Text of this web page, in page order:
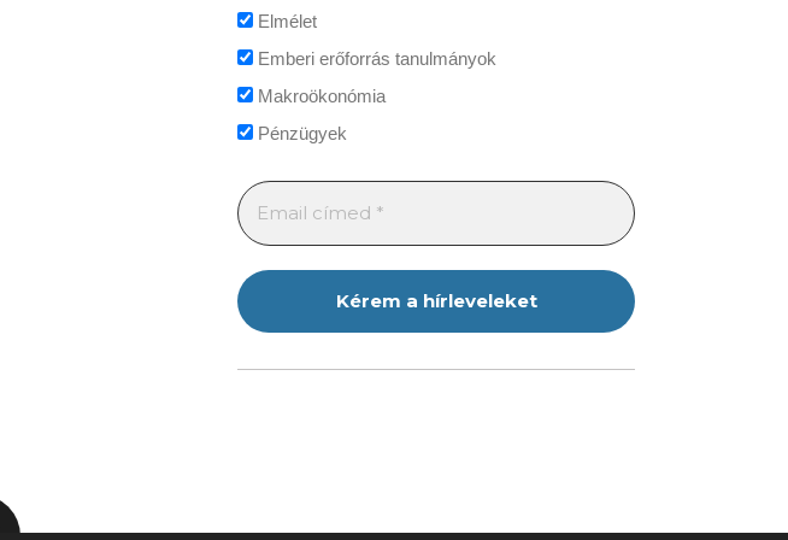
Elmélet
Emberi erőforrás tanulmányok
Makroökonómia
Pénzügyek